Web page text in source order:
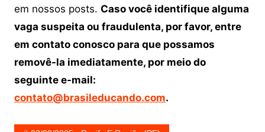
em nossos posts. Caso você identifique alguma
vaga suspeita ou fraudulenta, por favor, entre
em contato conosco para que possamos
removê-la imediatamente, por meio do
seguinte e-mail:
contato@brasileducando.com.